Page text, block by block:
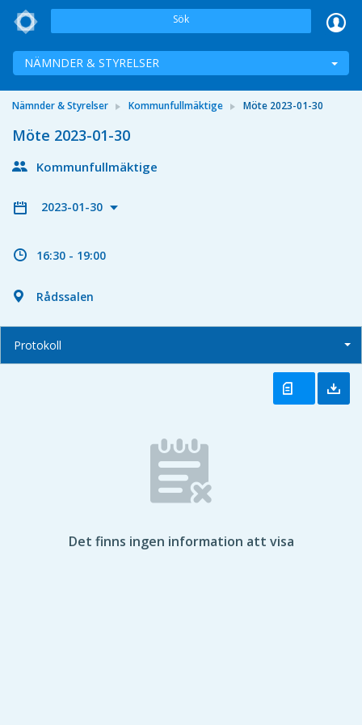
Sök
NÄMNDER & STYRELSER
Nämnder & Styrelser Kommunfullmäktige Möte 2023-01-30
Möte 2023-01-30
Kommunfullmäktige
2023-01-30
16:30 - 19:00
Rådssalen
Protokoll
Det finns ingen information att visa